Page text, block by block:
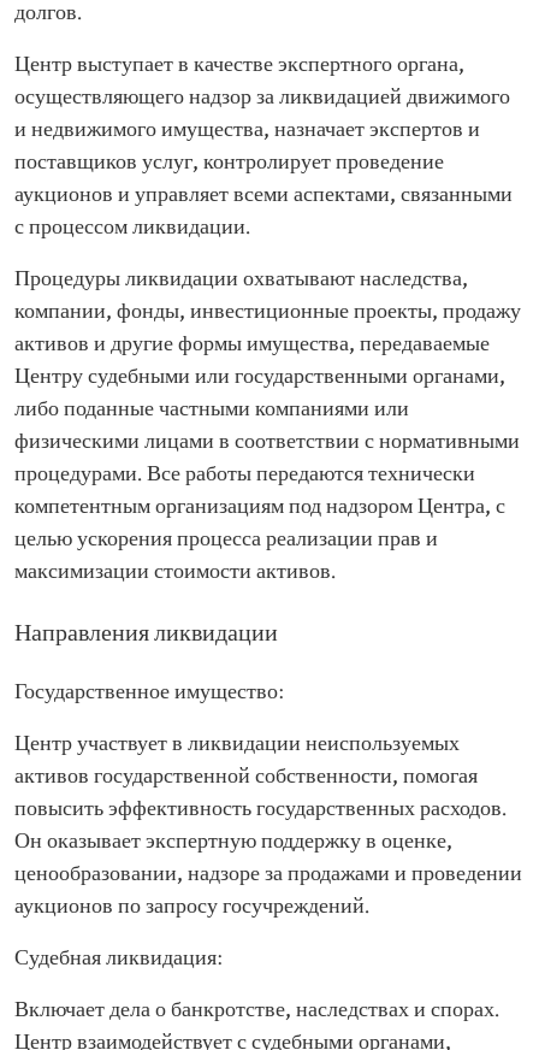
долгов.
Центр выступает в качестве экспертного органа,
осуществляющего надзор за ликвидацией движимого
и недвижимого имущества, назначает экспертов и
поставщиков услуг, контролирует проведение
аукционов и управляет всеми аспектами, связанными
с процессом ликвидации.
Процедуры ликвидации охватывают наследства,
компании, фонды, инвестиционные проекты, продажу
активов и другие формы имущества, передаваемые
Центру судебными или государственными органами,
либо поданные частными компаниями или
физическими лицами в соответствии с нормативными
процедурами. Все работы передаются технически
компетентным организациям под надзором Центра, с
целью ускорения процесса реализации прав и
максимизации стоимости активов.
Направления ликвидации
Государственное имущество:
Центр участвует в ликвидации неиспользуемых
активов государственной собственности, помогая
повысить эффективность государственных расходов.
Он оказывает экспертную поддержку в оценке,
ценообразовании, надзоре за продажами и проведении
аукционов по запросу госучреждений.
Судебная ликвидация:
Включает дела о банкротстве, наследствах и спорах.
Центр взаимодействует с судебными органами,